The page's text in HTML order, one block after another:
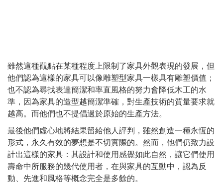
雖然這種觀點在某種程度上限制了家具外觀表現的發展，但
他們認為這樣的家具可以像雕塑型家具一樣具有雕塑價值；
也不認為尋找表達簡潔和率直風格的努力會降低木工的水
準，因為家具的造型越簡潔準確，對生產技術的質量要求就
越高。而他們也不提倡過於原始的生產方法。
最後他們虛心地將結果留給他人評判，雖然創造一種永恆的
形式，永久有效的夢想是不切實際的。然而，他們仍致力設
計出這樣的家具：其設計和使用感覺如此自然，讓它們使用
壽命中所服務的幾代使用者，在與家具的互動中，認為反
動、先進和風格等概念完全是多餘的。